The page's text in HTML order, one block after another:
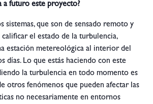
a futuro este proyecto?
sistemas, que son de sensado remoto y
calificar el estado de la turbulencia,
estación metereológica al interior del
días. Lo que estás haciendo con este
la turbulencia en todo momento es
otros fenómenos que pueden afectar las
no necesariamente en entornos